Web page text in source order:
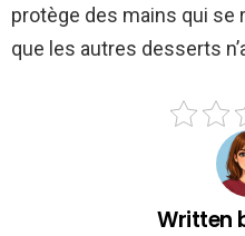
protège des mains qui se
que les autres desserts
Written